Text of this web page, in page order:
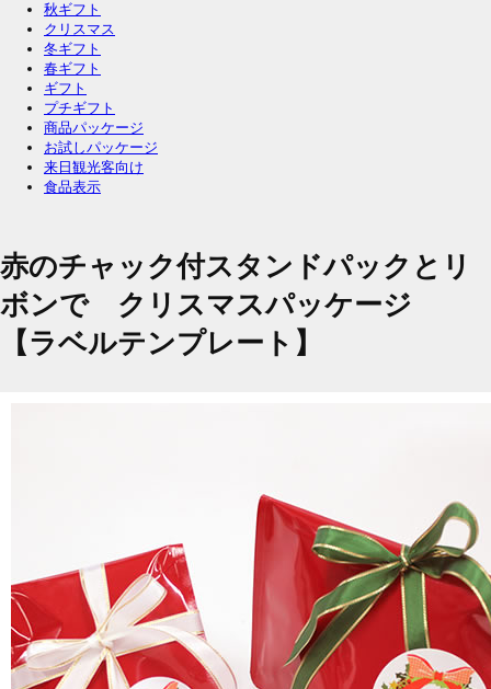
秋ギフト
クリスマス
冬ギフト
春ギフト
ギフト
プチギフト
商品パッケージ
お試しパッケージ
来日観光客向け
食品表示
赤のチャック付スタンドパックとリ
ボンで クリスマスパッケージ
【ラベルテンプレート】